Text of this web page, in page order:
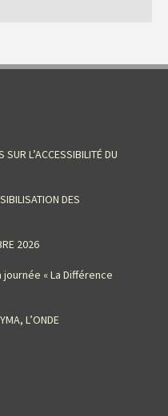
SUR L’ACCESSIBILITÉ DU
DES
2026
« La Différence
L’ONDE